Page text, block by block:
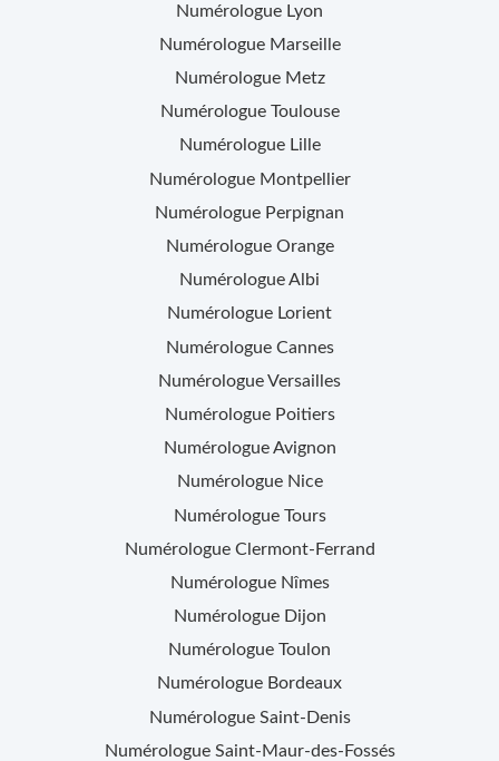
Numérologue Lyon
Numérologue Marseille
Numérologue Metz
Numérologue Toulouse
Numérologue Lille
Numérologue Montpellier
Numérologue Perpignan
Numérologue Orange
NumérologueAlbi
Numérologue Lorient
Numérologue Cannes
NumérologueVersailles
Numérologue Poitiers
NumérologueAvignon
Numérologue Nice
Numérologue Tours
Numérologue Clermont-Ferrand
Numérologue Nîmes
Numérologue Dijon
Numérologue Toulon
Numérologue Bordeaux
Numérologue Saint-Denis
Numérologue Saint-Maur-des-Fossés